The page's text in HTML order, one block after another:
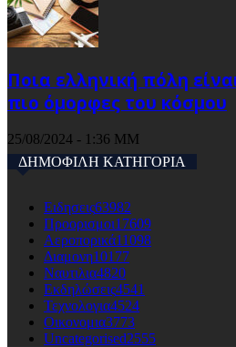
Ποια ελληνική πόλη
πιο όμορφες του κόσμου
25/08/2024 - 1:36 ΜΜ
ΔΗΜΟΦΙΛΗ ΚΑΤΗΓΟΡΙΑ
Ειδησεις63982
Προορισμοι17609
Αεροπορικά11098
Διαμονη10177
Ναυτιλια4820
Εκδηλώσεις4541
Τεχνολογια4524
Οικονομια3773
Uncategorised2555